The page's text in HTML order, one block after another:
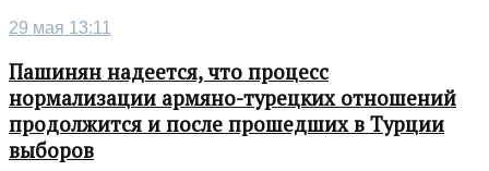
29 мая 13:11
Пашинян надеется, что процесс
нормализации армяно-турецких отношений
продолжится и после прошедших в Турции
выборов